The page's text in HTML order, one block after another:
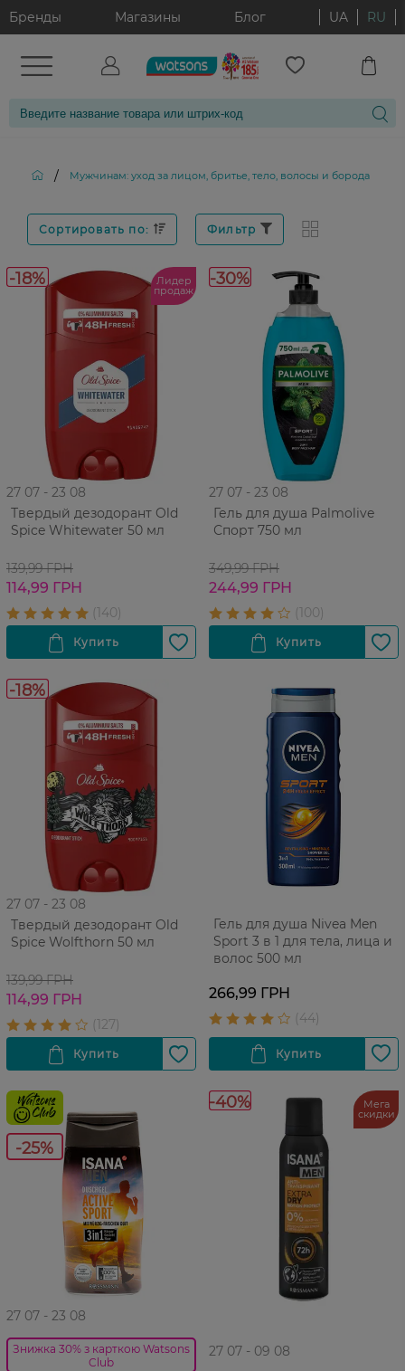
Бренды Магазины Блог UA RU
/ Мужчинам: уход за лицом, бритье, тело, волосы и борода
Сортировать по: Фильтр
-18% Лидер
продаж
27 07 - 23 08
Твердый дезодорант Old
Spice Whitewater 50 мл
139,99 ГРН
114,99 ГРН
-30%
27 07 - 23 08
Гель для душа Palmolive
Спорт 750 мл
349,99 ГРН
244,99 ГРН
-18%
27 07 - 23 08
Твердый дезодорант Old
Spice Wolfthorn 50 мл
139,99 ГРН
114,99 ГРН
Гель для душа Nivea Men
Sport 3 в 1 для тела, лица и
волос 500 мл
266,99 ГРН
-25%
27 07 - 23 08
Знижка 30% з карткою Watsons
Club
-40% Мега
скидки
27 07 - 09 08